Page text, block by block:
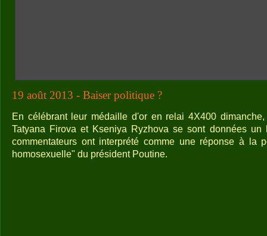
19 août 2013 - Baiser politique ?
En célébrant leur médaille d'or en relai 4X400
Tatyana Firova et Kseniya Ryzhova se sont données un
commentateurs ont interprété comme une réponse à la
homosexuelle" du président Poutine.